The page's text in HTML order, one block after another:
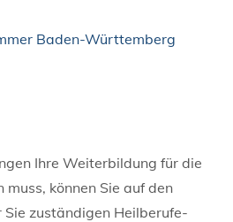
Baden-Württemberg
Ihre Weiterbildung für die
können Sie auf den
zuständigen Heilberufe-